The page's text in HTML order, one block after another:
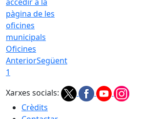
Oficines
AnteriorSegüent
1
Xarxes socials:
Crèdits